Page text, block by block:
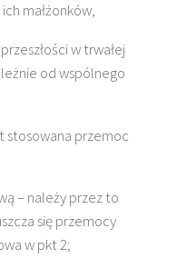
małżonków,
w trwałej
od wspólnego
stosowana przemoc
– należy przez to
się przemocy
w pkt 2;